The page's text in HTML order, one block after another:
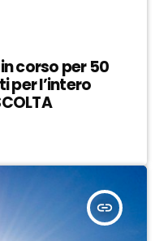
corso per 50
per l’intero
insert_link